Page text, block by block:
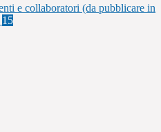
e collaboratori (da pubblicare in
15